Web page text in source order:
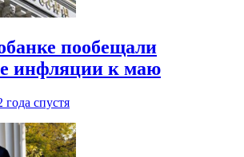
пообещали
инфляции к маю
года спустя